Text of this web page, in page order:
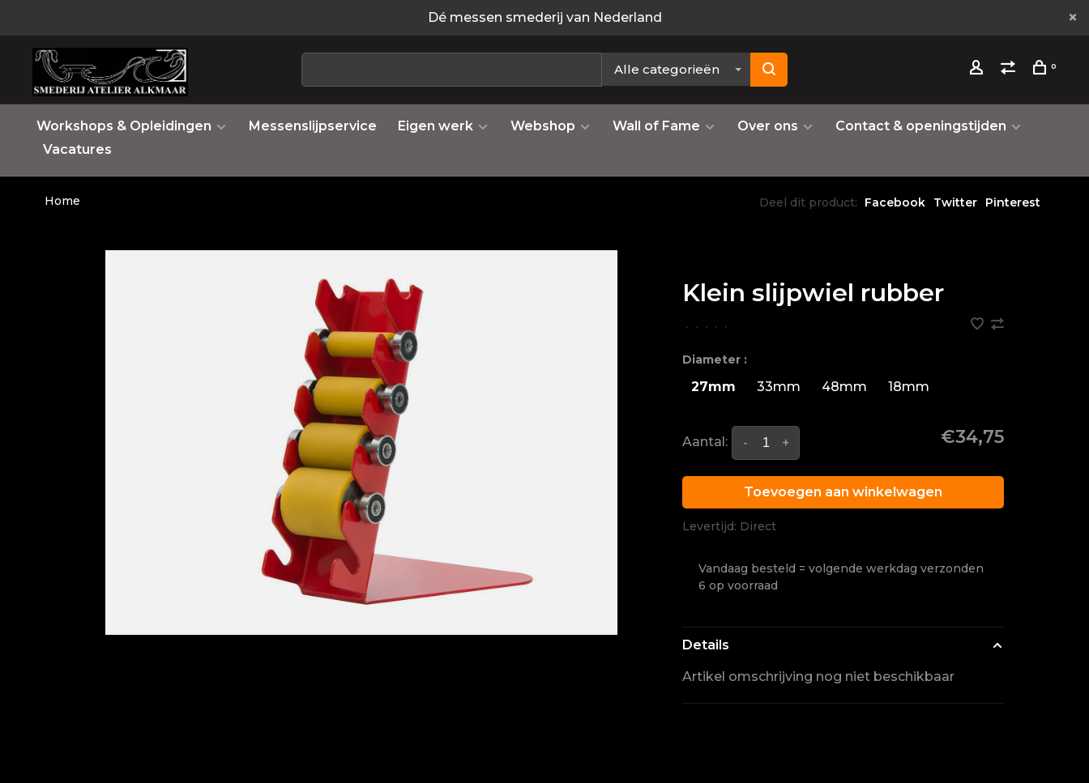
Dé messen smederij van Nederland
Alle categorieën 0
Workshops & Opleidingen Messenslijpservice Eigen werk Webshop Wall of Fame Over ons
Contact & openingstijden
Vacatures
Home Deel dit product: Facebook Twitter Pinterest
Klein slijpwiel rubber
• • • • •
Diameter :
27mm 33mm 48mm 18mm
Aantal: +
- €34,75
Toevoegen aan winkelwagen
Levertijd: Direct
Vandaag besteld = volgende werkdag verzonden
6 op voorraad
Details
Artikel omschrijving nog niet beschikbaar